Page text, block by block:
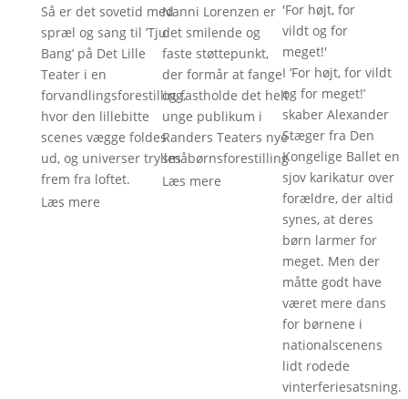
Så er det sovetid med
spræl og sang til ’Tju
Bang’ på Det Lille
Teater i en
forvandlingsforestilling,
hvor den lillebitte
scenes vægge foldes
ud, og universer trylles
frem fra loftet.
Læs mere
Nanni Lorenzen er
det smilende og
faste støttepunkt,
der formår at fange
og fastholde det helt
unge publikum i
Randers Teaters nye
småbørnsforestilling
Læs mere
'For højt, for
vildt og for
meget!'
I ’For højt, for vildt
og for meget!’
skaber Alexander
Stæger fra Den
Kongelige Ballet en
sjov karikatur over
forældre, der altid
synes, at deres
børn larmer for
meget. Men der
måtte godt have
været mere dans
for børnene i
nationalscenens
lidt rodede
vinterferiesatsning.